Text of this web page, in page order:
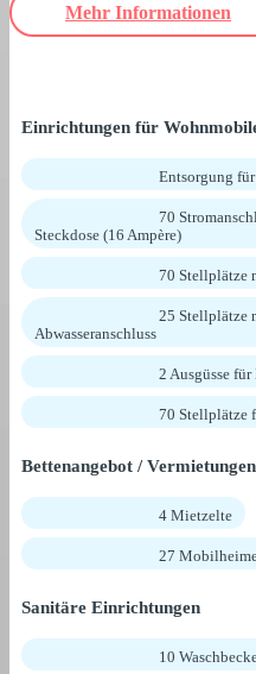
Mehr Informationen
Einrichtungen für
Entsorgung
70
Steckdose (16 Ampère)
70 Stellplätze
25 Stellplätze
Abwasseranschluss
2 Ausgüsse
70 Stellplätze
Bettenangebot / Vermietungen
4 Mietzelte
27
Sanitäre Einrichtungen
10